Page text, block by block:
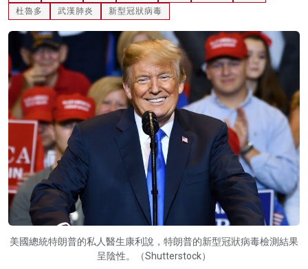
杜魯多
武漢肺炎 新型冠狀病毒
美國總統特朗普的私人醫生康利說，特朗普的新型冠狀病毒檢測結果
呈陰性。（Shutterstock）